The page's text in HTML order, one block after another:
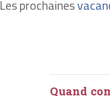
Les prochaines
Quand